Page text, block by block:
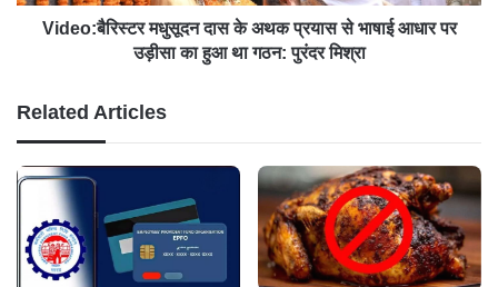
Video:बैरिस्टर मधुसूदन दास के अथक प्रयास से भाषाई आधार पर
उड़ीसा का हुआ था गठन: पुरंदर मिश्रा
Related Articles